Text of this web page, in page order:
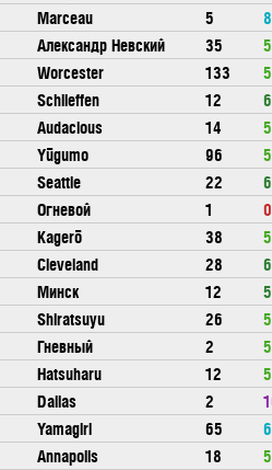
Marceau 5
Александр Невский 35
Worcester 133
Schlieffen 12
Audacious 14
Yūgumo 96
Seattle 22
Огневой 1
0
Kagerō 38
Cleveland 28
Минск 12
Shiratsuyu 26
Гневный 2
Hatsuharu 12
Dallas 2
Yamagiri 65
Annapolis 18